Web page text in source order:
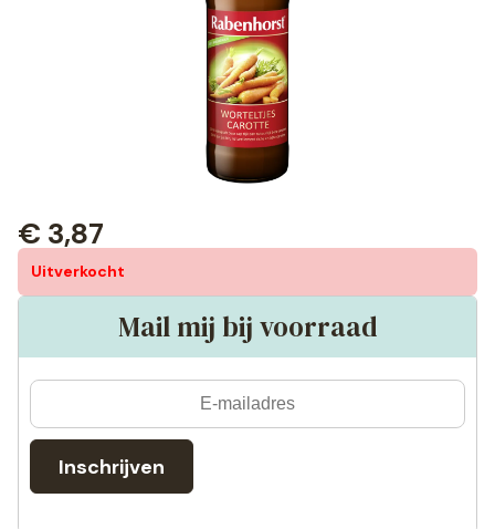
Uitverkocht
€ 3,87
Mail mij bij voorraad
Inschrijven